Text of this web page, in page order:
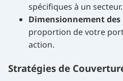
spécifiques à un secteur.
Dimensionnement des
proportion de votre
action.
Stratégies de